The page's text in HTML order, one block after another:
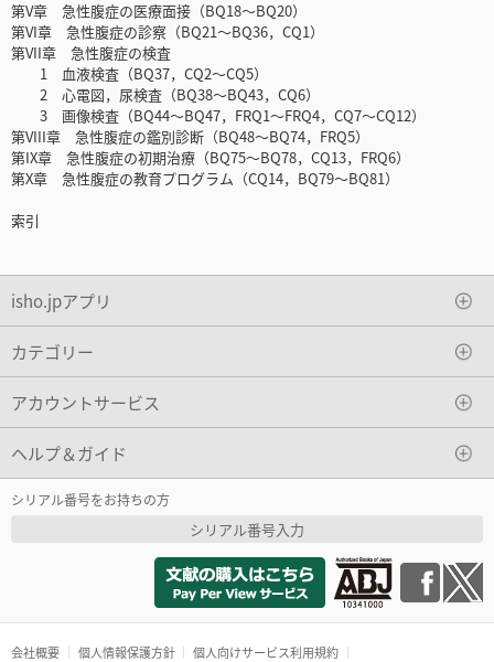
第V章 急性腹症の医療面接（BQ18～BQ20）
第VI章 急性腹症の診察（BQ21～BQ36，CQ1）
第VII章 急性腹症の検査
1 血液検査（BQ37，CQ2～CQ5）
2 心電図，尿検査（BQ38～BQ43，CQ6）
3 画像検査（BQ44～BQ47，FRQ1～FRQ4，CQ7～CQ12）
第VIII章 急性腹症の鑑別診断（BQ48～BQ74，FRQ5）
第IX章 急性腹症の初期治療（BQ75～BQ78，CQ13，FRQ6）
第X章 急性腹症の教育プログラム（CQ14，BQ79～BQ81）
索引
isho.jpアプリ
カテゴリー
アカウントサービス
ヘルプ＆ガイド
シリアル番号をお持ちの方
シリアル番号入力
会社概要 個人情報保護方針 個人向けサービス利用規約